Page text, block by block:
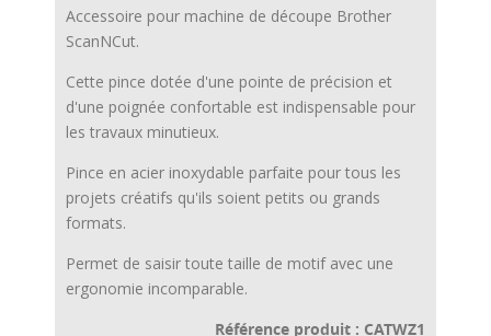
Accessoire pour machine de découpe Brother
ScanNCut.
Cette pince dotée d'une pointe de précision et
d'une poignée confortable est indispensable pour
les travaux minutieux.
Pince en acier inoxydable parfaite pour tous les
projets créatifs qu'ils soient petits ou grands
formats.
Permet de saisir toute taille de motif avec une
ergonomie incomparable.
Référence produit : CATWZ1